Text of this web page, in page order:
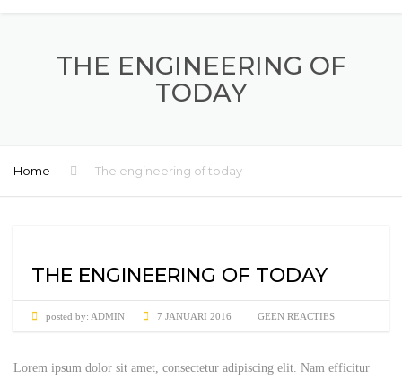
THE ENGINEERING OF
TODAY
Home The engineering of today
THE ENGINEERING OF TODAY
posted by: ADMIN 7 JANUARI 2016 GEEN REACTIES
Lorem ipsum dolor sit amet, consectetur adipiscing elit. Nam efficitur